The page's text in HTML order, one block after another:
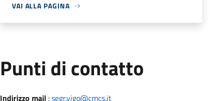
VAI ALLA PAGINA
Punti di contatto
Indirizzo mail:segr.vigo@cmcs.it